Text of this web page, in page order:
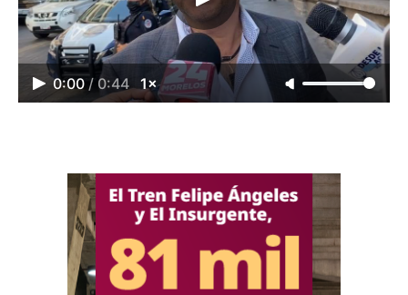
0:00 / 0:44 1×